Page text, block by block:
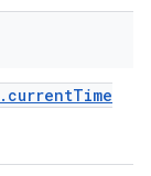
. currentTime